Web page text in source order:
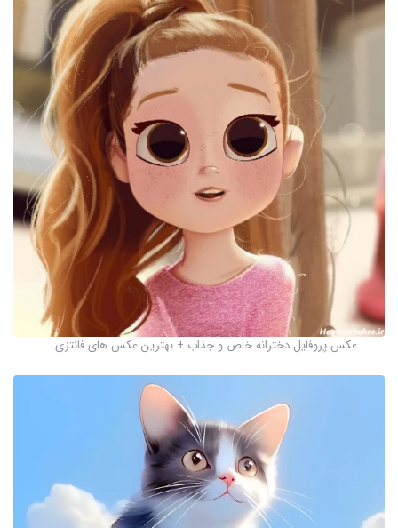
عکس پروفایل دخترانه خاص و جذاب + بهترین عکس های فانتزی ...